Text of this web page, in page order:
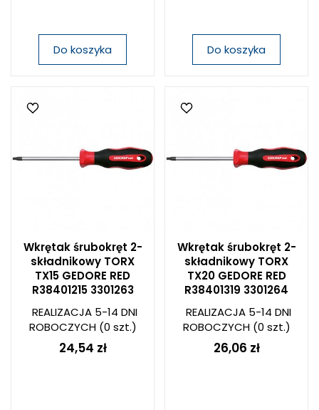
Do koszyka Do koszyka
Wkrętak śrubokręt 2-
składnikowy TORX
TX15 GEDORE RED
R38401215 3301263
REALIZACJA 5-14 DNI
ROBOCZYCH(0 szt.)
24,54 zł
Wkrętak śrubokręt 2-
składnikowy TORX
TX20 GEDORE RED
R38401319 3301264
REALIZACJA 5-14 DNI
ROBOCZYCH(0 szt.)
26,06 zł